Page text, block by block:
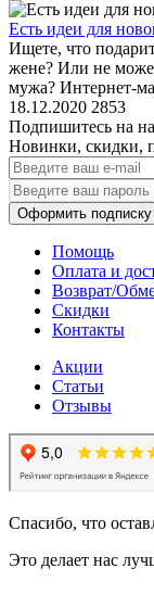
Есть идеи для
Ищете, что
жене? Или не
мужа? Интернет-
18.12.2020 2853
Подпишитесь на
Новинки, скидки,
Оформить подписку
Помощь
Оплата и
Возврат/
Скидки
Контакты
Акции
Статьи
Отзывы
Спасибо, что
Это делает нас